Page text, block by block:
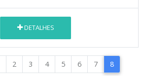
DETALHES
2 3 4 5 6 7 8